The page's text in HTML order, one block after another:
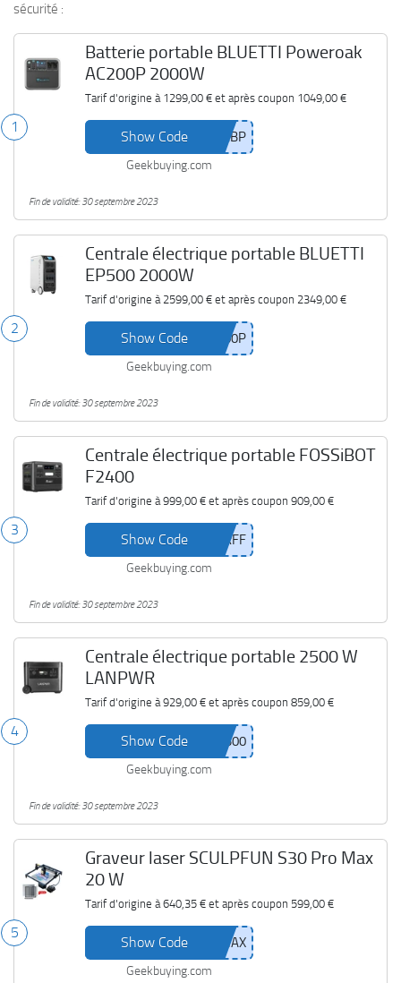
sécurité :
1
Batterie portable BLUETTI Poweroak
AC200P 2000W
Tarif d'origine à 1299,00 €et après coupon 1049,00 €
Show Code
Geekbuying.com
Fin de validité: 30 septembre 2023
2
Centrale électrique portable BLUETTI
EP500 2000W
Tarif d'origine à 2599,00 €et après coupon 2349,00 €
Show Code
Geekbuying.com
Fin de validité: 30 septembre 2023
3
Centrale électrique portable FOSSiBOT
F2400
Tarif d'origine à999,00 €et après coupon 909,00 €
Show Code
Geekbuying.com
Fin de validité: 30 septembre 2023
4
Centrale électrique portable 2500 W
LANPWR
Tarif d'origine à929,00 €et après coupon 859,00 €
Show Code
Geekbuying.com
Fin de validité: 30 septembre 2023
5
Graveur laser SCULPFUN S30 Pro Max
20 W
Tarif d'origine à640,35 €et après coupon 599,00 €
Show Code
Geekbuying.com